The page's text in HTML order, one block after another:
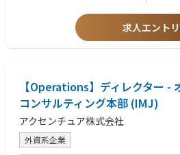
中長期的には、e-Projectionの事業成長を
上、顧客、プロダクト、組織の成長に対し
・仕様変更に柔軟に対応できるスキル
・他職能を巻き込み、円滑に開発を進める
・わかりやすい遷移図を作る能力
★GUI
・UI全体のテイストやトンマナ設計経験
・GUIレギュレーション作成経験
・タイトルのコンセプトやトレンドを汲み
作するスキル
・作り直しに強いデザインデータ設計・構
求人エント
【Operations】ディレクター -
コンサルティング本部 (IMJ)
アクセンチュア株式会社
外資系企業